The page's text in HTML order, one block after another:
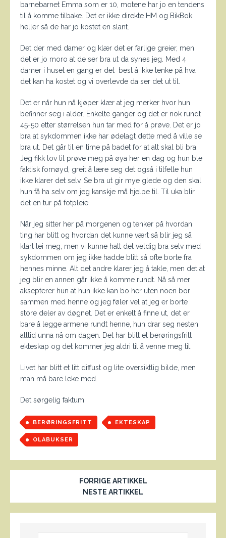
barnebarnet Emma som er 10, motene har jo en tendens
til å komme tilbake. Det er ikke direkte HM og BikBok
heller så de har jo kostet en slant.
Det der med damer og klær det er farlige greier, men
det er jo moro at de ser bra ut da synes jeg. Med 4
damer i huset en gang er det best å ikke tenke på hva
det kan ha kostet og vi overlevde da ser det ut til.
Det er når hun nå kjøper klær at jeg merker hvor hun
befinner seg i alder. Enkelte ganger og det er nok rundt
45-50 etter størrelsen hun tar med for å prøve. Det er jo
bra at sykdommen ikke har ødelagt dette med å ville se
bra ut. Det går til en time på badet for at alt skal bli bra.
Jeg fikk lov til prøve meg på øya her en dag og hun ble
faktisk fornøyd, greit å lære seg det også i tilfelle hun
ikke klarer det selv. Se bra ut gir mye glede og den skal
hun få ha selv om jeg kanskje må hjelpe til. Til uka blir
det en tur på fotpleie.
Når jeg sitter her på morgenen og tenker på hvordan
ting har blitt og hvordan det kunne vært så blir jeg så
klart lei meg, men vi kunne hatt det veldig bra selv med
sykdommen om jeg ikke hadde blitt så ofte borte fra
hennes minne. Alt det andre klarer jeg å takle, men det at
jeg blir en annen går ikke å komme rundt. Nå så mer
aksepterer hun at hun ikke kan bo her uten noen bor
sammen med henne og jeg føler vel at jeg er borte
store deler av døgnet. Det er enkelt å finne ut, det er
bare å legge armene rundt henne, hun drar seg nesten
alltid unna nå om dagen. Det har blitt et berøringsfritt
ekteskap og det kommer jeg aldri til å venne meg til.
Livet har blitt et litt diffust og lite oversiktlig bilde, men
man må bare leke med.
Det sørgelig faktum.
BERØRINGSFRITT EKTESKAP
OLABUKSER
FORRIGE ARTIKKEL
NESTE ARTIKKEL